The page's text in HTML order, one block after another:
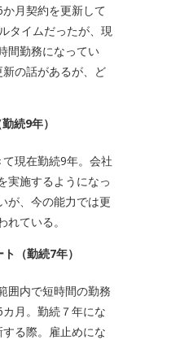
月契約を更新して
タイムだったが、現
間勤務になってい
の話があるが、ど
続9年）
現在勤続9年。会社
実施するようになっ
が、今の能力では更
ている。
ト（勤続7年）
囲内で短時間の勤務
月。勤続７年にな
る際。雇止めにな